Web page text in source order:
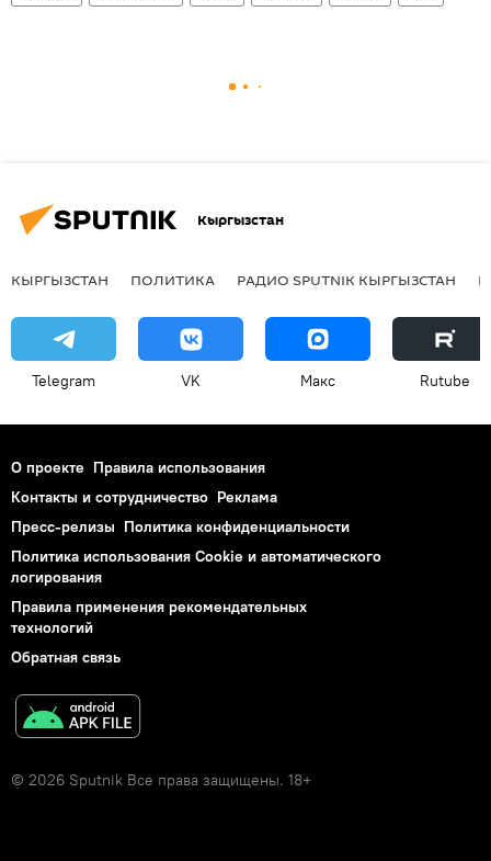
Кыргызстан
КЫРГЫЗСТАН ПОЛИТИКА РАДИО SPUTNIK КЫРГЫЗСТАН
Telegram VK Макс Rutube
О проекте Правила использования
Контакты и сотрудничество Реклама
Пресс-релизы Политика конфиденциальности
Политика использования Cookie и автоматического
логирования
Правила применения рекомендательных
технологий
Обратная связь
© 2026 Sputnik Все права защищены. 18+